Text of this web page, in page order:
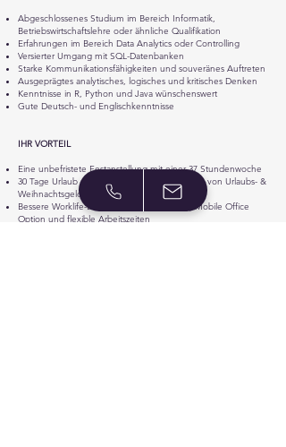
Abgeschlossenes Studium im Bereich Informatik,
Betriebswirtschaftslehre oder ähnliche Qualifikation
Erfahrungen im Bereich Data Analytics oder Controlling
Versierter Umgang mit SQL-Datenbanken
Starke Kommunikationsfähigkeiten und souveränes Auftreten
Ausgeprägtes analytisches, logisches und kritisches Denken
Kenntnisse in R, Python und Java wünschenswert
Gute Deutsch- und Englischkenntnisse
IHR VORTEIL
Eine unbefristete Festanstellung mit einer 37 Stundenwoche
30 Tage Urlaub und Sonderzahlungen in Form von Urlaubs- &
Weihnachtsgeld
Bessere Worklife-Balance durch (tageweise) Mobile Office
Option und flexible Arbeitszeiten